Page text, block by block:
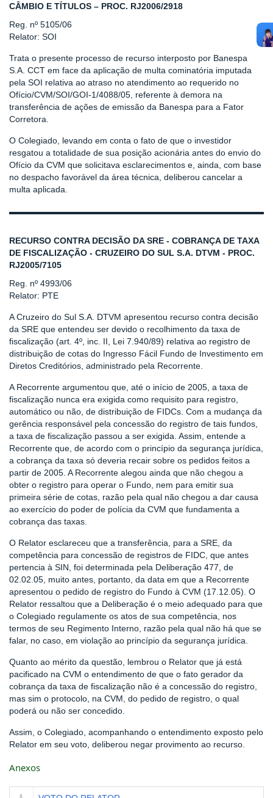
CÂMBIO E TÍTULOS – PROC. RJ2006/2918
Reg. nº 5105/06
Relator: SOI
Trata o presente processo de recurso interposto por Banespa
S.A. CCT em face da aplicação de multa cominatória imputada
pela SOI relativa ao atraso no atendimento ao requerido no
Ofício/CVM/SOI/GOI-1/4088/05, referente à demora na
transferência de ações de emissão da Banespa para a Fator
Corretora.
O Colegiado, levando em conta o fato de que o investidor
resgatou a totalidade de sua posição acionária antes do envio do
Ofício da CVM que solicitava esclarecimentos e, ainda, com base
no despacho favorável da área técnica, deliberou cancelar a
multa aplicada.
RECURSO CONTRA DECISÃO DA SRE - COBRANÇA DE TAXA
DE FISCALIZAÇÃO - CRUZEIRO DO SUL S.A. DTVM - PROC.
RJ2005/7105
Reg. nº 4993/06
Relator: PTE
A Cruzeiro do Sul S.A. DTVM apresentou recurso contra decisão
da SRE que entendeu ser devido o recolhimento da taxa de
fiscalização (art. 4º, inc. II, Lei 7.940/89) relativa ao registro de
distribuição de cotas do Ingresso Fácil Fundo de Investimento em
Diretos Creditórios, administrado pela Recorrente.
A Recorrente argumentou que, até o início de 2005, a taxa de
fiscalização nunca era exigida como requisito para registro,
automático ou não, de distribuição de FIDCs. Com a mudança da
gerência responsável pela concessão do registro de tais fundos,
a taxa de fiscalização passou a ser exigida. Assim, entende a
Recorrente que, de acordo com o princípio da segurança jurídica,
a cobrança da taxa só deveria recair sobre os pedidos feitos a
partir de 2005. A Recorrente alegou ainda que não chegou a
obter o registro para operar o Fundo, nem para emitir sua
primeira série de cotas, razão pela qual não chegou a dar causa
ao exercício do poder de polícia da CVM que fundamenta a
cobrança das taxas.
O Relator esclareceu que a transferência, para a SRE, da
competência para concessão de registros de FIDC, que antes
pertencia à SIN, foi determinada pela Deliberação 477, de
02.02.05, muito antes, portanto, da data em que a Recorrente
apresentou o pedido de registro do Fundo à CVM (17.12.05). O
Relator ressaltou que a Deliberação é o meio adequado para que
o Colegiado regulamente os atos de sua competência, nos
termos de seu Regimento Interno, razão pela qual não há que se
falar, no caso, em violação ao princípio da segurança jurídica.
Quanto ao mérito da questão, lembrou o Relator que já está
pacificado na CVM o entendimento de que o fato gerador da
cobrança da taxa de fiscalização não é a concessão do registro,
mas sim o protocolo, na CVM, do pedido de registro, o qual
poderá ou não ser concedido.
Assim, o Colegiado, acompanhando o entendimento exposto pelo
Relator em seu voto, deliberou negar provimento ao recurso.
Anexos